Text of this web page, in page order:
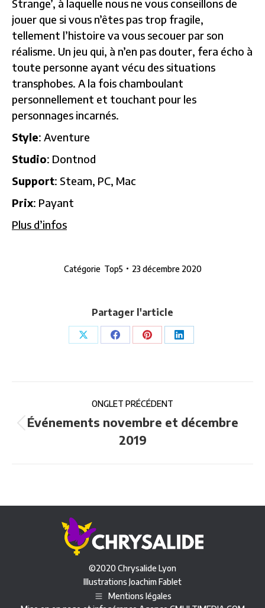
Strange’, à laquelle nous ne vous conseillons de
jouer que si vous n’êtes pas trop fragile,
tellement l’histoire va vous secouer par son
réalisme. Un jeu qui, à n’en pas douter, fera écho à
toute personne ayant vécu des situations
transphobes. A la fois chamboulant
personnellement et touchant pour les
personnages incarnés.
Style: Aventure
Studio: Dontnod
Support: Steam, PC, Mac
Prix: Payant
Plus d’infos
Catégorie Top5 23 décembre 2020
Partager l'article
PartagerPartagerPartagerPartager
de
ONGLET PRÉCÉDENT
Onglet
précédent
Événements novembre et décembre
2019
©2020 Chrysalide Lyon
Illustrations Joachim Fablet
Mentions légales